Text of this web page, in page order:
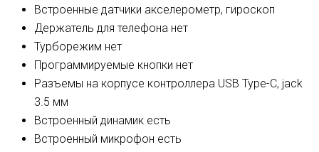
Встроенные датчики акселерометр, гироскоп
Держатель для телефона нет
Турборежим нет
Программируемые кнопки нет
Разъемы на корпусе контроллера USB Type-C, jack
3.5 мм
Встроенный динамик есть
Встроенный микрофон есть